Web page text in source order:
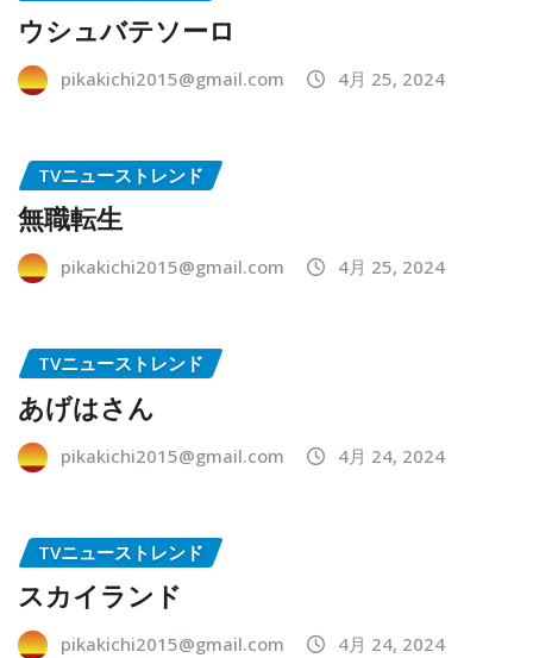
ウシュバテソーロ
pikakichi2015@gmail.com 4月 25, 2024
TVニューストレンド
無職転生
pikakichi2015@gmail.com 4月 25, 2024
TVニューストレンド
あげはさん
pikakichi2015@gmail.com 4月 24, 2024
TVニューストレンド
スカイランド
pikakichi2015@gmail.com 4月 24, 2024